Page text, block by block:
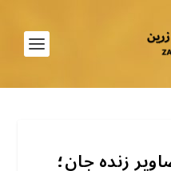
زنده جان؛